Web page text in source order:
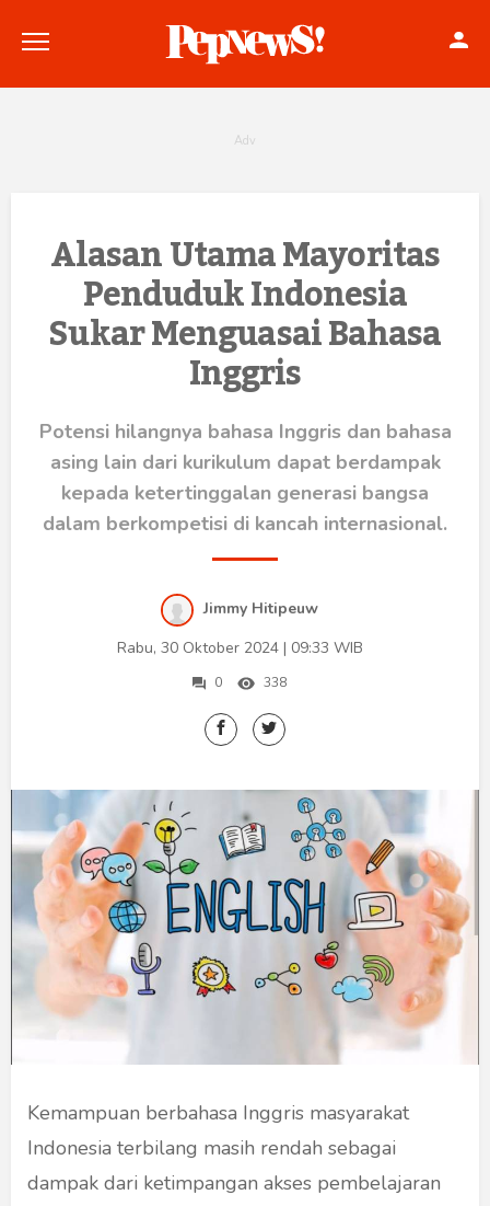
Politik
Konstitusi
Hankam
Bisnis
Humaniora
Alasan Utama Mayoritas
Penduduk Indonesia
Sukar Menguasai Bahasa
Inggris
Potensi hilangnya bahasa Inggris dan bahasa
asing lain dari kurikulum dapat berdampak
kepada ketertinggalan generasi bangsa
dalam berkompetisi di kancah internasional.
Jimmy Hitipeuw
Rabu, 30 Oktober 2024 | 09:33 WIB
0 338
Kemampuan berbahasa Inggris masyarakat
Indonesia terbilang masih rendah sebagai
dampak dari ketimpangan akses pembelajaran